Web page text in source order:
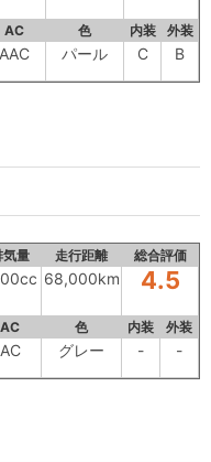
AC 色 内装 外装
AAC パール C B
気量 走行距離 総合評価
68,000km 4.5
AC 色 内装 外装
AC グレー - -